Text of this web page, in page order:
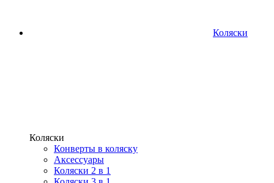
Коляски
Коляски
Конверты в коляску
Аксессуары
Коляски 2 в 1